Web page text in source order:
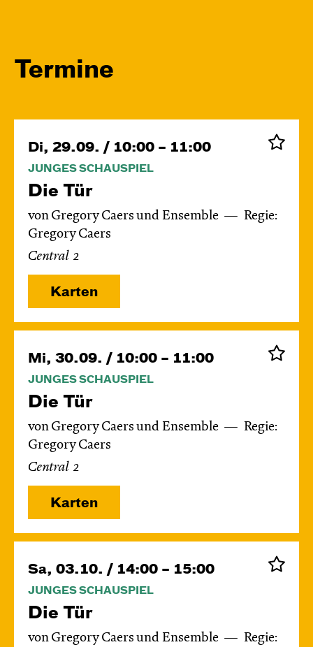
Termine
Di, 29.09. / 10:00 – 11:00
JUNGES SCHAUSPIEL
Die Tür
von Gregory Caers und Ensemble
Regie:
Gregory Caers
Central 2
Karten
Mi, 30.09. / 10:00 – 11:00
JUNGES SCHAUSPIEL
Die Tür
von Gregory Caers und Ensemble
Regie:
Gregory Caers
Central 2
Karten
Sa, 03.10. / 14:00 – 15:00
JUNGES SCHAUSPIEL
Die Tür
von Gregory Caers und Ensemble Regie: